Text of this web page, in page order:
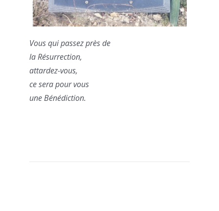
Vous qui passez près de
la Résurrection,
attardez-vous,
ce sera pour vous
une Bénédiction.